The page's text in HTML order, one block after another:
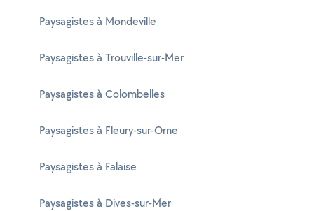
Paysagistes à Mondeville
Paysagistes à Trouville-sur-Mer
Paysagistes à Colombelles
Paysagistes à Fleury-sur-Orne
Paysagistes à Falaise
Paysagistes à Dives-sur-Mer